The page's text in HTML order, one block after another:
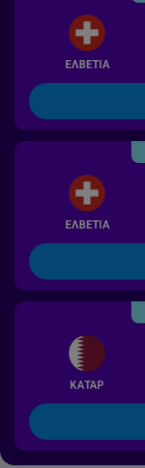
ΕΛΒΕΤΙΑ
ΕΛΒΕΤΙΑ
ΚΑΤΑΡ